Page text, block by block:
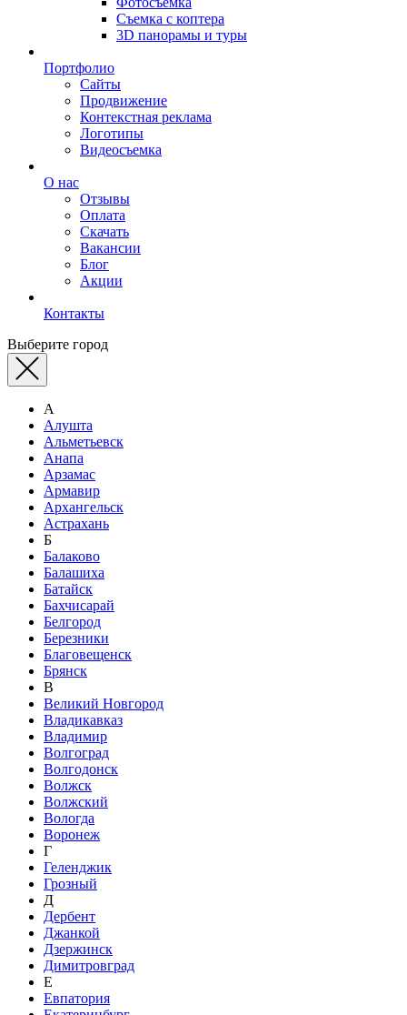
Съемка с коптера
3D панорамы и туры
Портфолио
Сайты
Продвижение
Контекстная реклама
Логотипы
Видеосъемка
О нас
Отзывы
Оплата
Скачать
Вакансии
Блог
Акции
Контакты
Выберите город
А
Алушта
Альметьевск
Анапа
Арзамас
Армавир
Архангельск
Астрахань
Б
Балаково
Балашиха
Батайск
Бахчисарай
Белгород
Березники
Благовещенск
Брянск
В
Великий Новгород
Владикавказ
Владимир
Волгоград
Волгодонск
Волжск
Волжский
Вологда
Воронеж
Г
Геленджик
Грозный
Д
Дербент
Джанкой
Дзержинск
Димитровград
Е
Евпатория